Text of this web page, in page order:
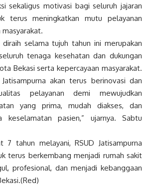
sekaligus motivasi bagi seluruh jajaran
terus meningkatkan mutu pelayanan
diraih selama tujuh tahun ini merupakan
tenaga kesehatan dan dukungan
Bekasi serta kepercayaan masyarakat.
akan terus berinovasi dan
pelayanan demi mewujudkan
yang prima, mudah diakses, dan
keselamatan pasien,” ujarnya. Sabtu
7 tahun melayani, RSUD Jatisampurna
terus berkembang menjadi rumah sakit
profesional, dan menjadi kebanggaan